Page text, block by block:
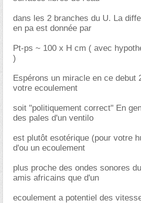
dans les 2 branches du U. La
en pa est donnée par
Pt-ps ~ 100 x H cm ( avec
)
Espérons un miracle en ce debut
votre ecoulement
soit "politiquement correct" En
des pales d'un ventilo
est plutôt esotérique (pour votre
d'ou un ecoulement
plus proche des ondes sonores
amis africains que d'un
ecoulement a potentiel des